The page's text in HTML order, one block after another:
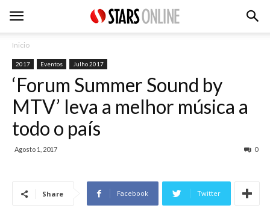
Inicio
2017 Eventos Julho 2017
‘Forum Summer Sound by
MTV’ leva a melhor música a
todo o país
Agosto 1, 2017 0
Share Facebook Twitter